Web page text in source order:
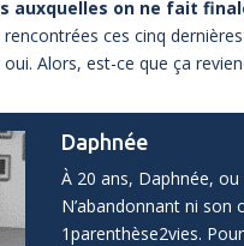
auxquelles on ne fait
ces cinq
oui. Alors, est-ce que ça
Daphnée
À 20 ans, Daphnée,
N’abandonnant ni son
1parenthèse2vies.